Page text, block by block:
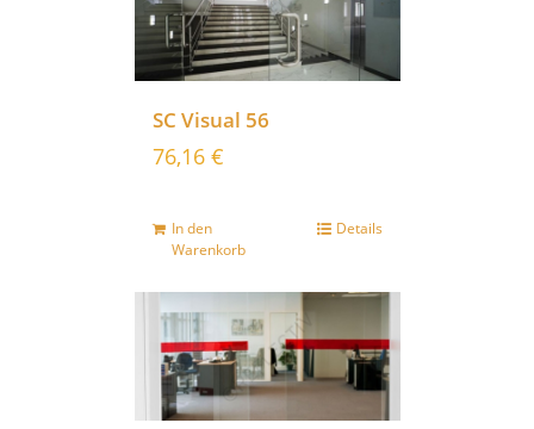
SC Visual 56
76,16 €
In den
Warenkorb
Details